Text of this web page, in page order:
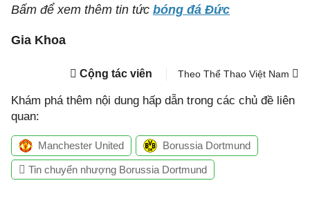
Bấm để xem thêm tin tức bóng đá Đức
Gia Khoa
Cộng tác viên Theo Thể Thao Việt Nam
Khám phá thêm nội dung hấp dẫn trong các chủ đề liên
quan:
Manchester United Borussia Dortmund
Tin chuyển nhượng Borussia Dortmund